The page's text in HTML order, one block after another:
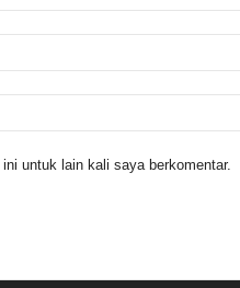
untuk lain kali saya berkomentar.